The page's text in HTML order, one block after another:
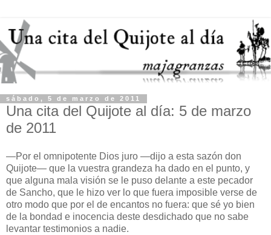
sábado, 5 de marzo de 2011
Una cita del Quijote al día: 5 de marzo
de 2011
—Por el omnipotente Dios juro —dijo a esta sazón don
Quijote— que la vuestra grandeza ha dado en el punto, y
que alguna mala visión se le puso delante a este pecador
de Sancho, que le hizo ver lo que fuera imposible verse de
otro modo que por el de encantos no fuera: que sé yo bien
de la bondad e inocencia deste desdichado que no sabe
levantar testimonios a nadie.